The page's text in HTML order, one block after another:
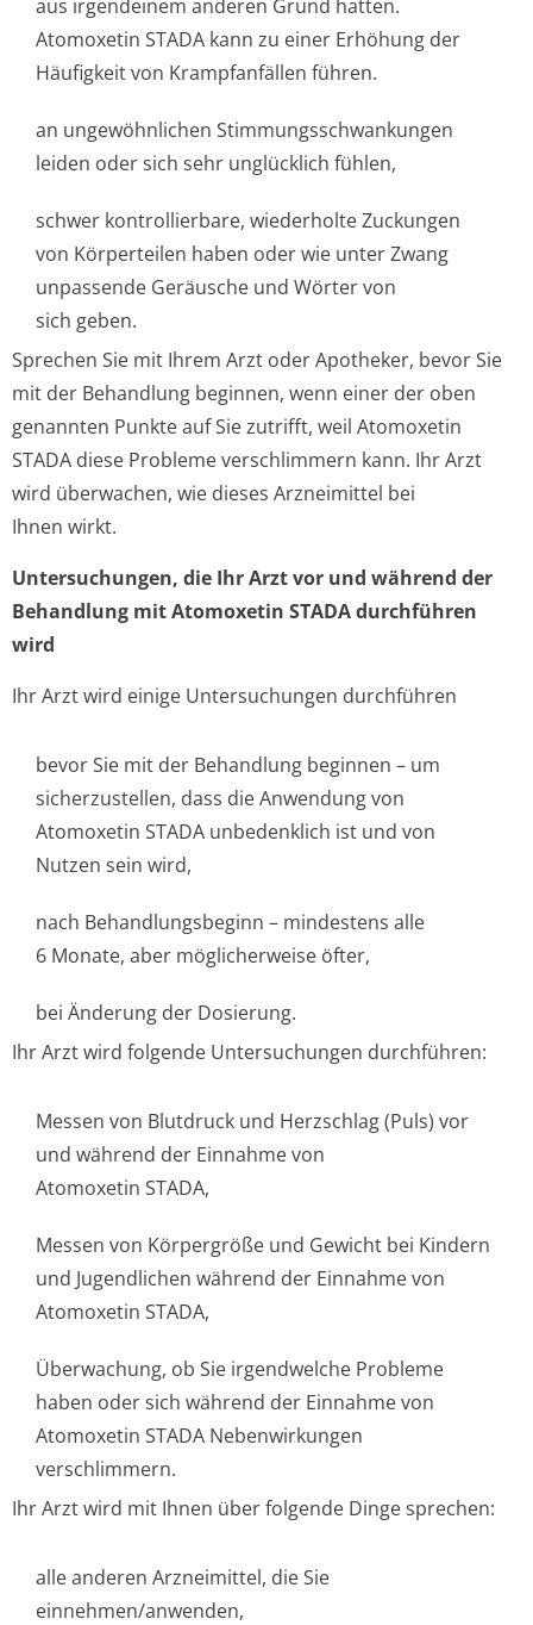
aus irgendeinem anderen Grund hatten.
Atomoxetin STADA kann zu einer Erhöhung der
Häufigkeit von Krampfanfällen führen.
an ungewöhnlichen Stimmungsschwan­kungen
leiden oder sich sehr unglücklich fühlen,
schwer kontrollierbare, wiederholte Zuckungen
von Körperteilen haben oder wie unter Zwang
unpassende Geräusche und Wörter von
sich geben.
Sprechen Sie mit Ihrem Arzt oder Apotheker, bevor Sie
mit der Behandlung beginnen, wenn einer der oben
genannten Punkte auf Sie zutrifft, weil Atomoxetin
STADA diese Probleme verschlimmern kann. Ihr Arzt
wird überwachen, wie dieses Arzneimittel bei
Ihnen wirkt.
Untersuchungen, die Ihr Arzt vor und während der
Behandlung mit Atomoxetin STADA durchführen
wird
Ihr Arzt wird einige Untersuchungen durchführen
bevor Sie mit der Behandlung beginnen – um
sicherzustellen, dass die Anwendung von
Atomoxetin STADA unbedenklich ist und von
Nutzen sein wird,
nach Behandlungsbeginn – mindestens alle
6 Monate, aber möglicherweise öfter,
bei Änderung der Dosierung.
Ihr Arzt wird folgende Untersuchungen durchführen:
Messen von Blutdruck und Herzschlag (Puls) vor
und während der Einnahme von
Atomoxetin STADA,
Messen von Körpergröße und Gewicht bei Kindern
und Jugendlichen während der Einnahme von
Atomoxetin STADA,
Überwachung, ob Sie irgendwelche Probleme
haben oder sich während der Einnahme von
Atomoxetin STADA Nebenwirkungen
verschlimmern.
Ihr Arzt wird mit Ihnen über folgende Dinge sprechen:
alle anderen Arzneimittel, die Sie
einnehmen/anwenden,